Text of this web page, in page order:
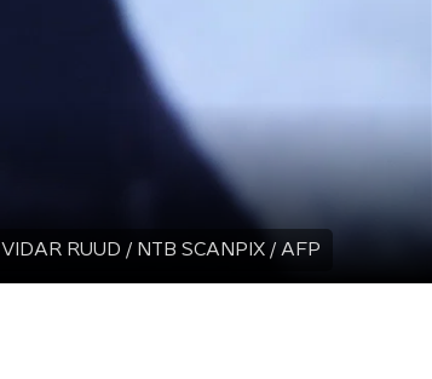
VIDAR RUUD / NTB SCANPIX / AFP